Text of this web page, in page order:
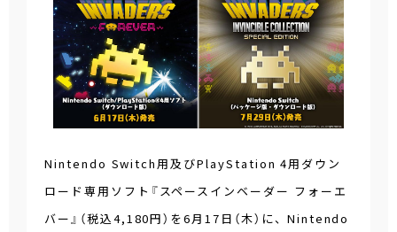
Nintendo Switch用及びPlayStation 4用ダウン
ロード専用ソフト『スペースインベーダー フォーエ
バー』（税込4,180円）を6月17日（木）に、 Nintendo